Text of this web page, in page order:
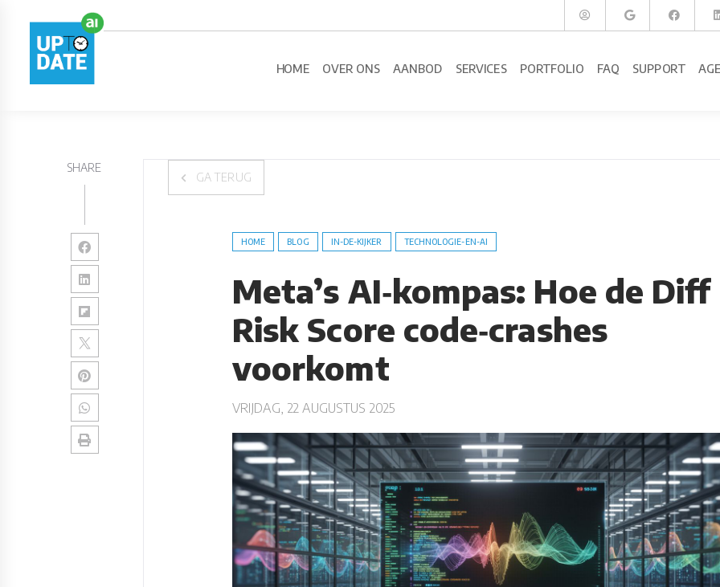
HOME OVER ONS AANBOD SERVICES PORTFOLIO FAQ SUPPORT
SHARE
GA TERUG
HOME BLOG IN-DE-KIJKER TECHNOLOGIE-EN-AI
Meta’s AI‑kompas: Hoe de Diff
Risk Score code‑crashes
voorkomt
VRIJDAG, 22 AUGUSTUS 2025